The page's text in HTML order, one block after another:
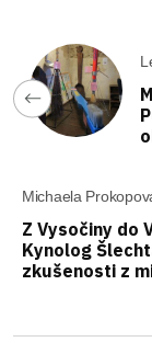
Michaela
Z Vysočiny do
Kynolog
zkušenosti z